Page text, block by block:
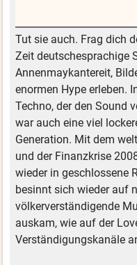
Tut sie auch. Frag dich
Zeit deutschesprachige
Annenmaykantereit,
enormen Hype erleben.
Techno, der den Sound
war auch eine viel
Generation. Mit dem
und der Finanzkrise
wieder in geschlossene
besinnt sich wieder auf
völkerverständigende
auskam, wie auf der
Verständigungskanäle